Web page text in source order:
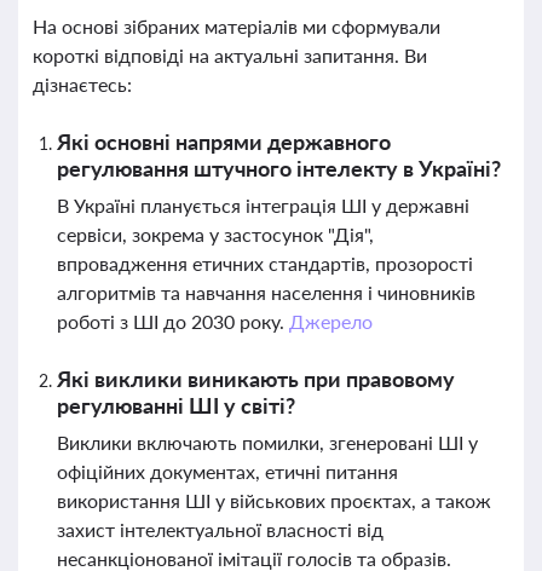
На основі зібраних матеріалів ми сформували
короткі відповіді на актуальні запитання. Ви
дізнаєтесь:
Які основні напрями державного
регулювання штучного інтелекту в Україні?
В Україні планується інтеграція ШІ у державні
сервіси, зокрема у застосунок "Дія",
впровадження етичних стандартів, прозорості
алгоритмів та навчання населення і чиновників
роботі з ШІ до 2030 року. Джерело
Які виклики виникають при правовому
регулюванні ШІ у світі?
Виклики включають помилки, згенеровані ШІ у
офіційних документах, етичні питання
використання ШІ у військових проєктах, а також
захист інтелектуальної власності від
несанкціонованої імітації голосів та образів.